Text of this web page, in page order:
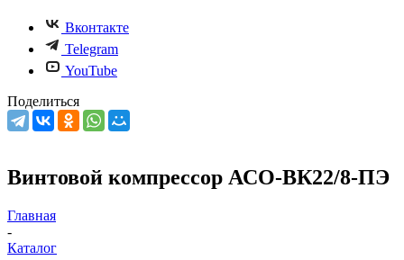
Вконтакте
Telegram
YouTube
Поделиться
Винтовой компрессор АСО-ВК22/8-ПЭ
Главная
-
Каталог